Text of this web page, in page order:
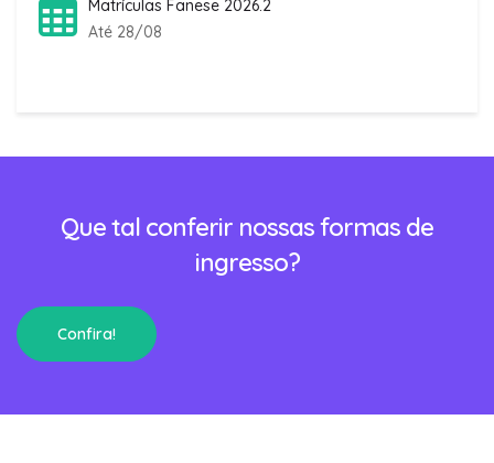
Matrículas Fanese 2026.2
Até 28/08
Que tal conferir nossas formas de
ingresso?
Confira!